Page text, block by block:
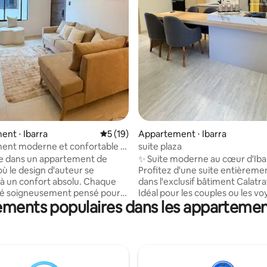
base de 140 commentaires : 4,91 sur 5
⋅ Ibarra Évaluation moyenne sur la base de 19
5 (19)
moderne et confortable à
dans un appartement de
le design d'auteur se
un confort absolu. Chaque
soigneusement pensé pour
séjour inoubliable. Profitez
d'une cuisine équipée
terrasse panoramique à 180°
Appartement ⋅ Ibarra
suite plaza
✨ Suite moderne au cœur
Profitez d'une suite
dans l'exclusif bâtiment
Idéal pour les couples ou les
d'affaires. Il dispose d'une
entièrement équipée et
de sport, d'un espace barbecue
populaires dans les